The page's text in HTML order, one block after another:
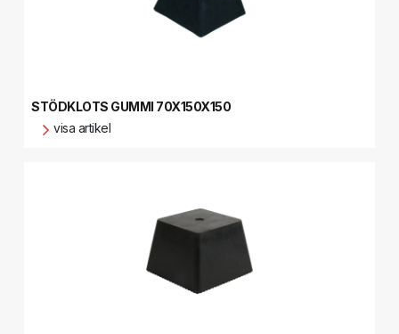
STÖDKLOTS GUMMI 70X150X150
visa artikel